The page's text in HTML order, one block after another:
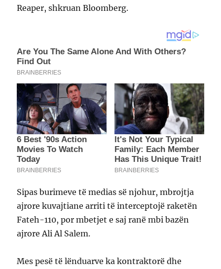
Reaper, shkruan Bloomberg.
Sipas burimeve të medias së njohur, mbrojtja
ajrore kuvajtiane arriti të interceptojë raketën
Fateh-110, por mbetjet e saj ranë mbi bazën
ajrore Ali Al Salem.
Mes pesë të lënduarve ka kontraktorë dhe